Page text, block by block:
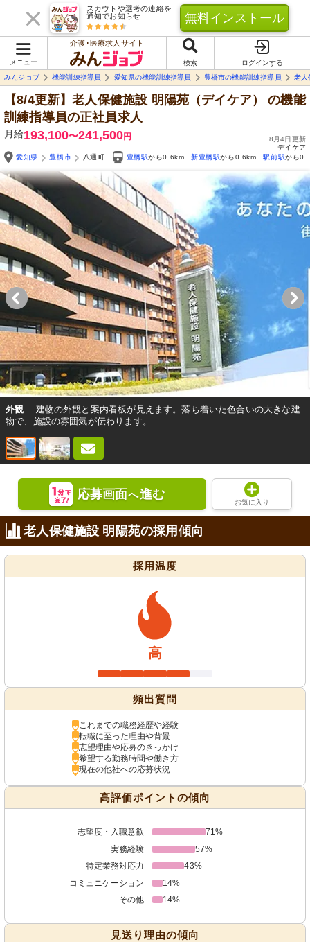
スカウトや選考の連絡を
通知でお知らせ
無料インストール
メニュー
介護･医療求人サイト
検索
ログインする
みんジョブ
機能訓練指導員 愛知県の機能訓練指導員 豊橋市の機能訓練指導員 老人
【8/4更新】老人保健施設 明陽苑（デイケア）
の機能
訓練指導員の正社員求人
月給193,100〜241,500円
8月4日更新
デイケア
愛知県
豊橋市 八通町 豊橋駅から0.6km 新豊橋駅から0.6km 駅前駅から
外観
建物の外観と案内看板が見えます。落ち着いた色合いの大きな建
物で、施設の雰囲気が伝わります。
応募画面へ進む
お気に入り
老人保健施設 明陽苑の採用傾向
採用温度
高
頻出質問
これまでの職務経歴や経験
転職に至った理由や背景
志望理由や応募のきっかけ
希望する勤務時間や働き方
現在の他社への応募状況
高評価ポイントの傾向
志望度・入職意欲
71%
実務経験
57%
特定業務対応力
43%
コミュニケーション
14%
その他
14%
見送り理由の傾向